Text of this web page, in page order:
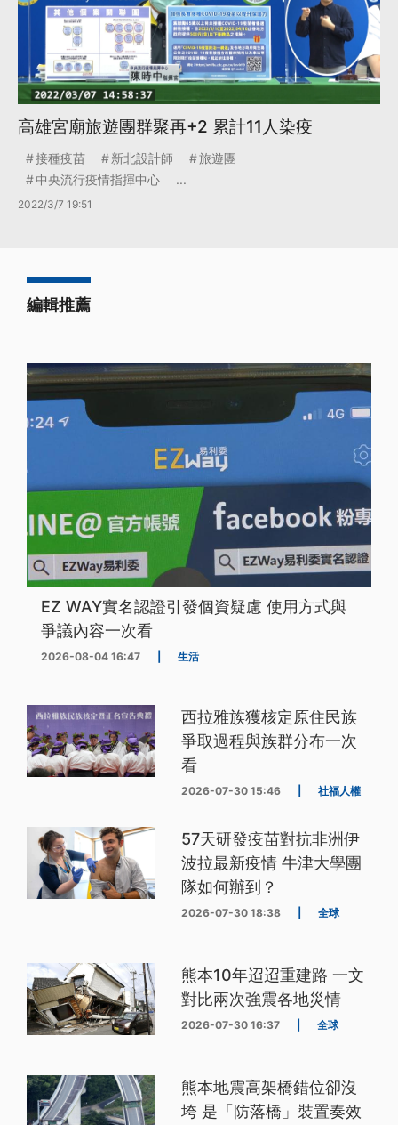
高雄宮廟旅遊團群聚再+2 累計11人染疫
接種疫苗 新北設計師
旅遊團
中央流行疫情指揮中心
...
2022/3/7 19:51
編輯推薦
EZ WAY實名認證引發個資疑慮 使用方式與
爭議內容一次看
2026-08-04 16:47 生活
西拉雅族獲核定原住民族
爭取過程與族群分布一次
看
2026-07-30 15:46 社福人權
57天研發疫苗對抗非洲伊
波拉最新疫情 牛津大學團
隊如何辦到？
2026-07-30 18:38 全球
熊本10年迢迢重建路 一文
對比兩次強震各地災情
2026-07-30 16:37 全球
熊本地震高架橋錯位卻沒
垮 是「防落橋」裝置奏效